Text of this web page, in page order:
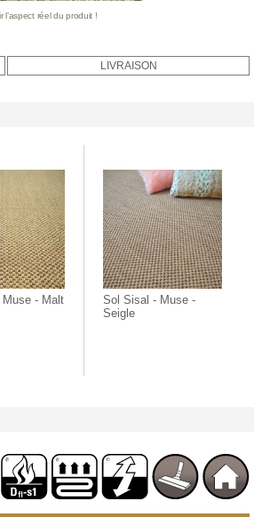
l’aspect réel du produit !
LIVRAISON
- Malt
Sol Sisal - Muse -
Seigle